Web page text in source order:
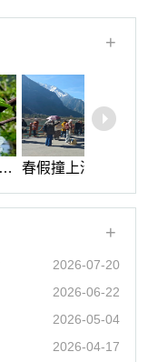
+
春假撞上清明节：毕棚沟迎来“最年轻”客流高峰
+
2026-07-20
2026-06-22
2026-05-04
2026-04-17